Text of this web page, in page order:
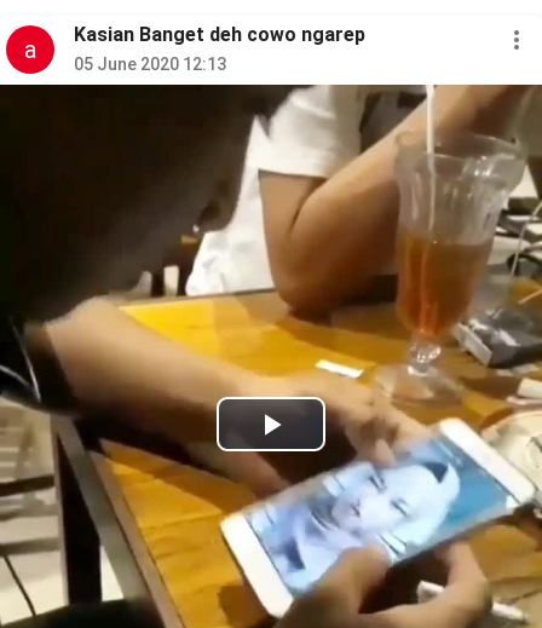
a
Kasian Banget deh cowo ngarep
05 June 2020 12:13
Play
Video